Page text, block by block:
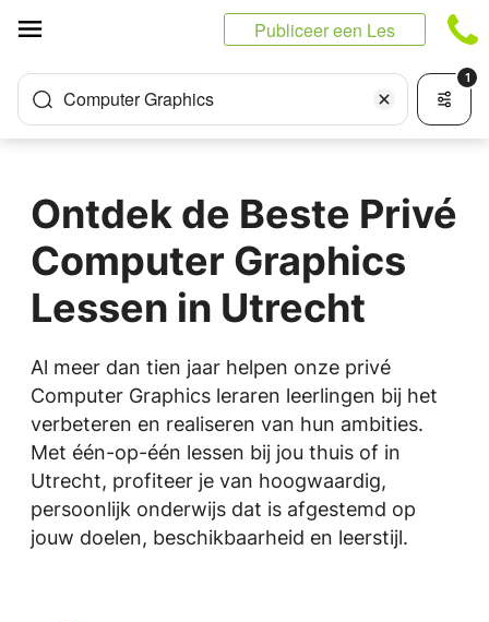
Publiceer een Les
Computer Graphics
1
Ontdek de Beste Privé
Computer Graphics
Lessen in Utrecht
Al meer dan tien jaar helpen onze privé
Computer Graphics leraren leerlingen bij het
verbeteren en realiseren van hun ambities.
Met één-op-één lessen bij jou thuis of in
Utrecht, profiteer je van hoogwaardig,
persoonlijk onderwijs dat is afgestemd op
jouw doelen, beschikbaarheid en leerstijl.